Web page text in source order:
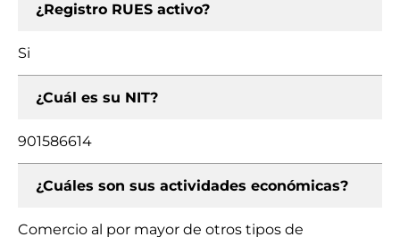
¿Registro RUES activo?
Si
¿Cuál es su NIT?
901586614
¿Cuáles son sus actividades económicas?
Comercio al por mayor de otros tipos de